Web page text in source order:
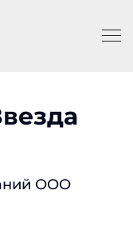
ООО